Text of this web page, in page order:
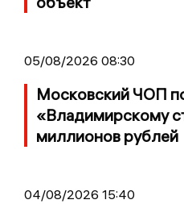
05/08/2026 08:30
Московский ЧОП
«Владимирскому
миллионов рублей
04/08/2026 15:40